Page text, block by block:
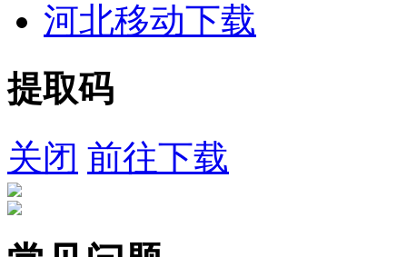
河北移动下载
提取码
关闭 前往下载